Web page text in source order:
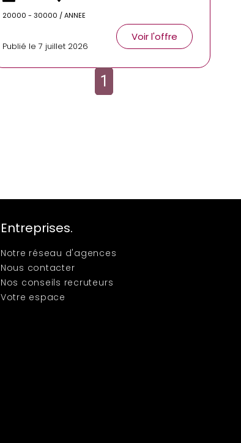
20000 - 30000 / ANNEE
Publié le 7 juillet 2026
Voir l'offre
1
Entreprises.
Notre réseau d'agences
Nous contacter
Nos conseils recruteurs
Votre espace